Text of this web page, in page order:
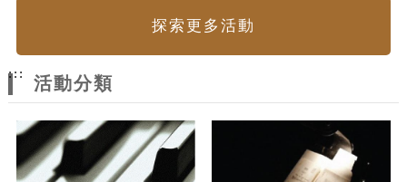
探索更多活動
:::
活動分類